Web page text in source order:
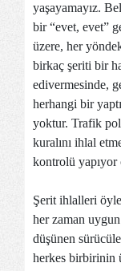
yaşayamayız.
bir “evet, evet”
üzere, her
birkaç şeriti bir
edivermesinde,
herhangi bir
yoktur. Trafik
kuralını ihlal
kontrolü yapıyor
Şerit ihlalleri
her zaman
düşünen
herkes birbirinin